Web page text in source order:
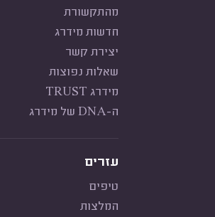
מהתקשורת
חדשות מידרג
יצירת קשר
שאלות נפוצות
מידרג TRUST
ה-DNA של מידרג
עזרים
טיפים
המלצות